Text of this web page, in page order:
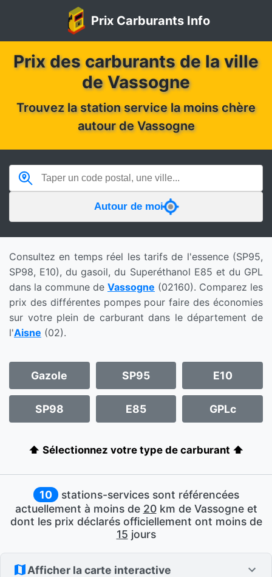
Prix Carburants Info
Prix des carburants de la ville
de Vassogne
Trouvez la station service la moins chère
autour de Vassogne
Autour de moi
Consultez en temps réel les tarifs de l'essence (SP95,
SP98, E10), du gasoil, du Superéthanol E85 et du GPL
dans la commune de Vassogne (02160). Comparez les
prix des différentes pompes pour faire des économies
sur votre plein de carburant dans le département de
l'Aisne (02).
Gazole SP95 E10
SP98 E85 GPLc
⬆️ Sélectionnez votre type de carburant ⬆️
10
stations-services sont référencées
actuellement à moins de 20km de Vassogne et
dont les prix déclarés officiellement ont moins de
15 jours
Afficher la carte interactive